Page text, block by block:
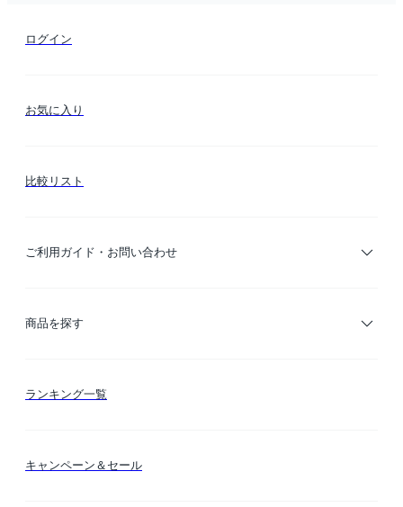
ログイン
お気に入り
比較リスト
ご利用ガイド・お問い合わせ
ご利用ガイド
商品を探す
カテゴリー検索
ランキング一覧
キャンペーン＆セール